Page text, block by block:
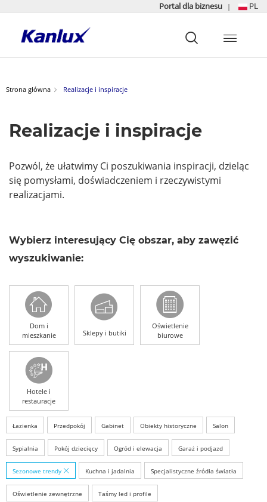
Portal dla biznesu | PL
główna
Strona główna Realizacje i inspiracje
Realizacje i inspiracje
Pozwól, że ułatwimy Ci poszukiwania inspiracji, dzieląc
się pomysłami, doświadczeniem i rzeczywistymi
realizacjami.
Wybierz interesujący Cię obszar, aby zawęzić
wyszukiwanie:
Dom i
mieszkanie
Sklepy i butiki
Oświetlenie
biurowe
Hotele i
restauracje
Łazienka Przedpokój Gabinet Obiekty historyczne Salon
Sypialnia Pokój dziecięcy Ogród i elewacja Garaż i podjazd
Sezonowe trendy Kuchna i jadalnia Specjalistyczne źródła światła
Oświetlenie zewnętrzne Taśmy led i profile